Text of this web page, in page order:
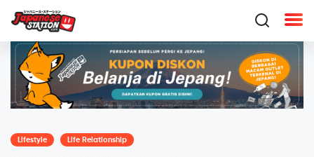
Lifestyle Life Relationship